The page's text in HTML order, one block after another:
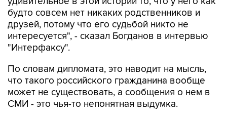
будто совсем нет никаких родственников и
друзей, потому что его судьбой никто не
интересуется", - сказал Богданов в интервью
"Интерфаксу".
По словам дипломата, это наводит на мысль,
что такого российского гражданина вообще
может не существовать, а сообщения о нем в
СМИ - это чья-то непонятная выдумка.